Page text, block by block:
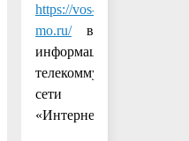
https://vos-
mo.ru/в
информационно-
телекоммуникационной
сети
«Интернет».